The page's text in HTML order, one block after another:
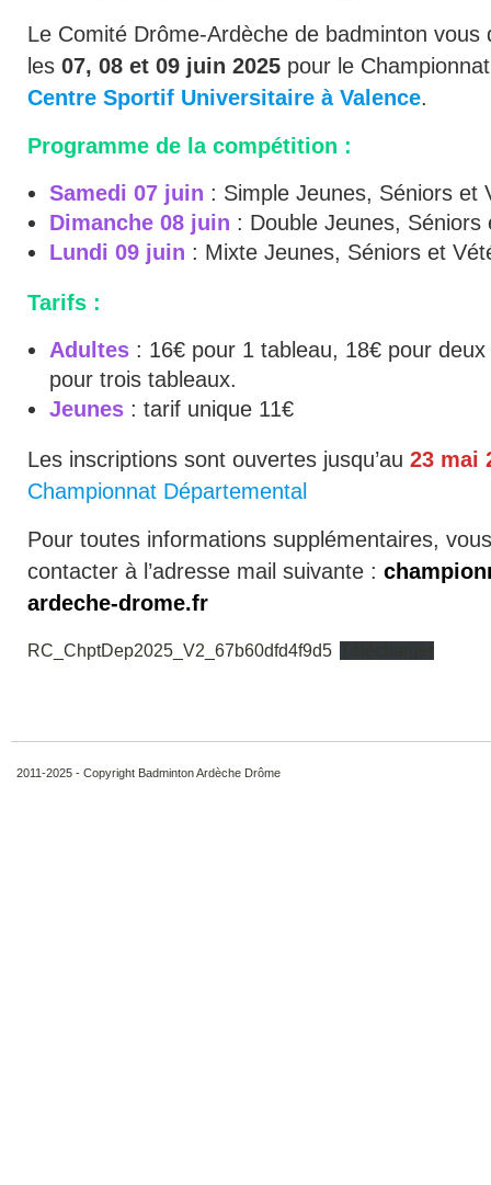
Le Comité Drôme-Ardèche de badminton vous
les 07, 08 et 09 juin 2025 pour le
Centre Sportif Universitaire à Valence.
Programme de la compétition :
Samedi 07 juin : Simple Jeunes, Séniors et
Dimanche 08 juin : Double Jeunes, Séniors
Lundi 09 juin : Mixte Jeunes, Séniors et
Tarifs :
Adultes : 16€ pour 1 tableau, 18€ pour
pour trois tableaux.
Jeunes : tarif unique 11€
Les inscriptions sont ouvertes jusqu’au 23 mai
Championnat Départemental
Pour toutes informations supplémentaires,
contacter à l’adresse mail suivante :
ardeche-drome.fr
RC_ChptDep2025_V2_67b60dfd4f9d5
2011-2025 - Copyright Badminton Ardèche Drôme